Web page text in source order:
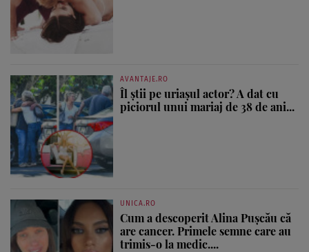
AVANTAJE.RO
Îl știi pe uriașul actor? A dat cu
piciorul unui mariaj de 38 de ani...
UNICA.RO
Cum a descoperit Alina Pușcău că
are cancer. Primele semne care au
trimis-o la medic....